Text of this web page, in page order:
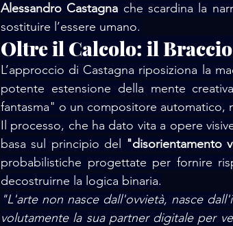
Alessandro Castagna che scardina la
sostituire l’essere umano.
Oltre il Calcolo: il
L’approccio di Castagna riposiziona la
potente estensione della mente
fantasma" o un compositore automatico,
Il processo, che ha dato vita a opere
basa sul principio del "disorientamento
probabilistiche progettate per fornire
decostruirne la logica binaria.
"L'arte non nasce dall'ovvietà, nasce
volutamente la sua partner digitale per